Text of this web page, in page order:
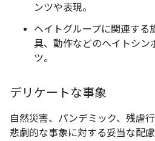
ンツや表現。
ヘイトグループに関連する
具、動作などのヘイトシン
ツ。
デリケートな事象
自然災害、パンデミック、残虐
悲劇的な事象に対する妥当な配